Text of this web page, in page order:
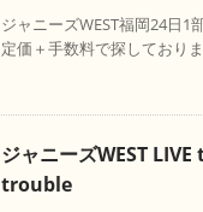
ジャニーズWEST福岡24日1
定価＋手数料で探しており
ジャニーズWEST
trouble